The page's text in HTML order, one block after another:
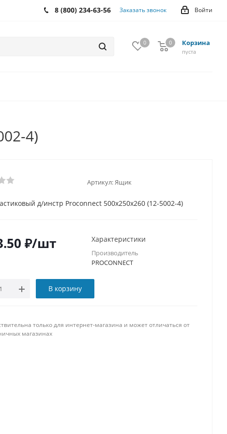
Войти
8 (800) 234-63-56 Заказать звонок
0 Корзина
0
пуста
0
4)
Артикул:Ящик
д/инстр Proconnect 500х250х260 (12-5002-4)
₽/шт
В корзину
Характеристики
Производитель
PROCONNECT
только для интернет-магазина и может отличаться от
магазинах